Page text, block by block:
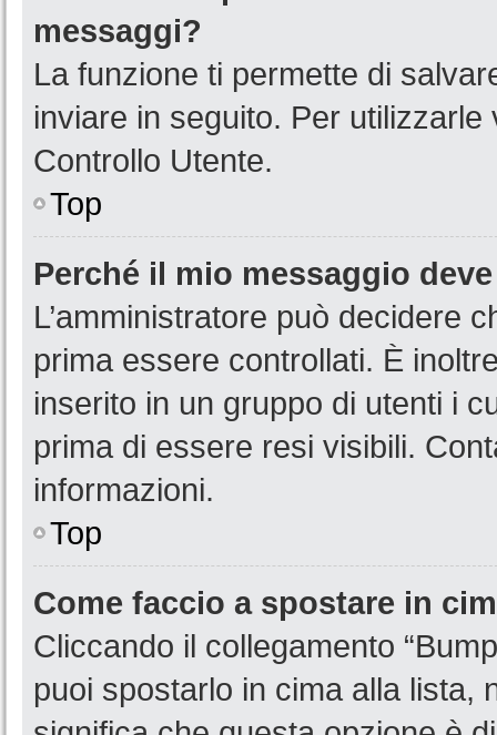
messaggi?
La funzione ti permette di
inviare in seguito. Per utilizzarle
Controllo Utente.
Top
Perché il mio messaggio
L’amministratore può decidere
prima essere controllati. È
inserito in un gruppo di utenti i
prima di essere resi visibili.
informazioni.
Top
Come faccio a spostare in
Cliccando il collegamento
puoi spostarlo in cima alla lista,